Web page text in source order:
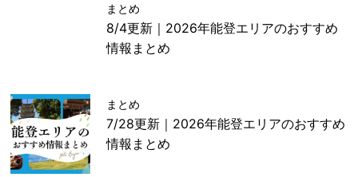
まとめ
8/4更新｜2026年能登エリアのおすすめ
情報まとめ
まとめ
7/28更新｜2026年能登エリアのおすすめ
情報まとめ